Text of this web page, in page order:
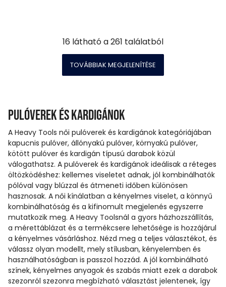
16 látható a261 találatból
TOVÁBBIAK MEGJELENÍTÉSE
Pulóverek és kardigánok
A Heavy Tools női pulóverek és kardigánok kategóriájában
kapucnis pulóver, állónyakú pulóver, környakú pulóver,
kötött pulóver és kardigán típusú darabok közül
válogathatsz. A pulóverek és kardigánok ideálisak a réteges
öltözködéshez: kellemes viseletet adnak, jól kombinálhatók
pólóval vagy blúzzal és átmeneti időben különösen
hasznosak. A női kínálatban a kényelmes viselet, a könnyű
kombinálhatóság és a kifinomult megjelenés egyszerre
mutatkozik meg. A Heavy Toolsnál a gyors házhozszállítás,
a mérettáblázat és a termékcsere lehetősége is hozzájárul
a kényelmes vásárláshoz. Nézd meg a teljes választékot, és
válassz olyan modellt, mely stílusban, kényelemben és
használhatóságban is passzol hozzád. A jól kombinálható
színek, kényelmes anyagok és szabás miatt ezek a darabok
szezonról szezonra megbízható választást jelentenek, így